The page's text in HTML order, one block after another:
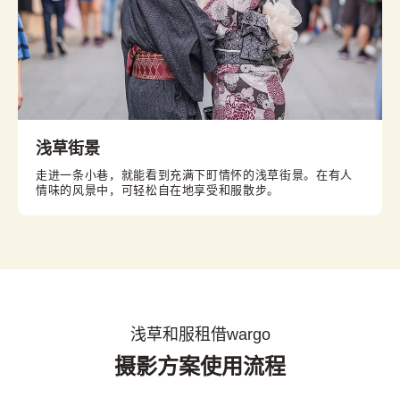
浅草街景
走进一条小巷，就能看到充满下町情怀的浅草街景。在有人
情味的风景中，可轻松自在地享受和服散步。
浅草和服租借wargo
摄影方案使用流程